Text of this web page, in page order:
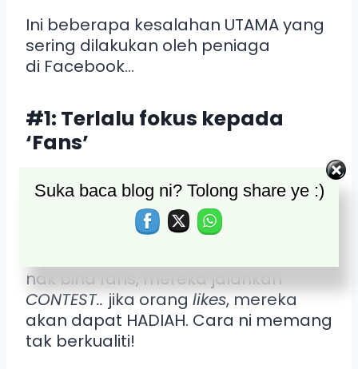
Ini beberapa kesalahan UTAMA yang
sering dilakukan oleh peniaga
di Facebook…
#1: Terlalu fokus kepada
‘Fans’
Facebook terlalu fokuskan
pada KUANTITI likes dan HARGA iklan
untuk tarik fans. Mereka tak
nak bina fans, mereka jalankan
CONTEST.. jika orang likes, mereka
akan dapat HADIAH. Cara ni memang
tak berkualiti!
Suka baca blog ni? Tolong share ye :)